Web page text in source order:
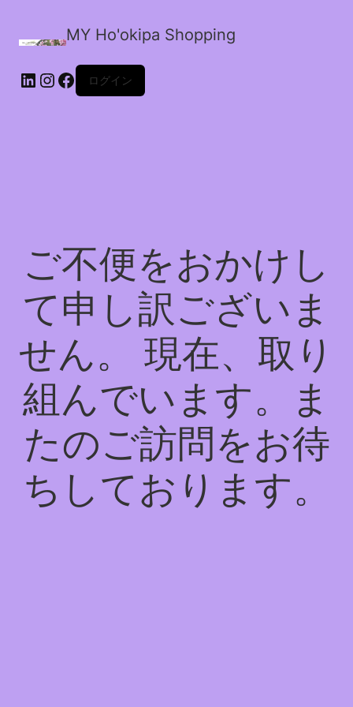
MY Ho'okipa Shopping
LinkedIn
Instagram
Facebookログイン
ご不便をおかけし
て申し訳ございま
せん。 現在、取り
組んでいます。ま
たのご訪問をお待
ちしております。